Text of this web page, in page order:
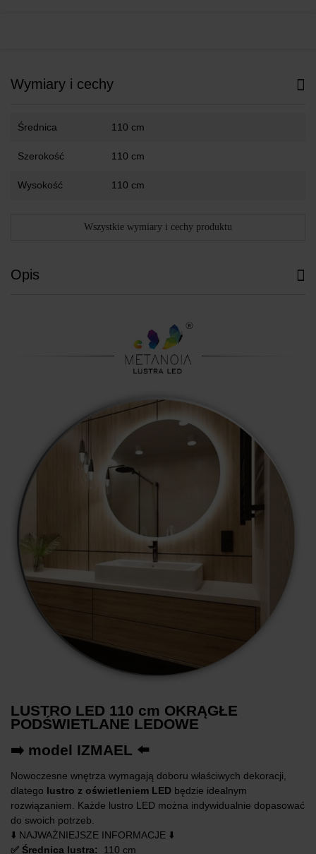
Wymiary i cechy
Średnica 110 cm
Szerokość 110 cm
Wysokość 110 cm
Wszystkie wymiary i cechy produktu
Opis
LUSTRO LED 110 cm OKRĄGŁE
PODŚWIETLANE LEDOWE
➡️ model IZMAEL ⬅️
Nowoczesne wnętrza wymagają doboru właściwych dekoracji,
dlatego lustro z oświetleniem LED będzie idealnym
rozwiązaniem. Każde lustro LED można indywidualnie dopasować
do swoich potrzeb.
⬇️ NAJWAŻNIEJSZE INFORMACJE ⬇️
✅ Średnica lustra:
110 cm